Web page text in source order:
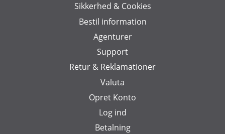
Sikkerhed & Cookies
Bestil information
Agenturer
Support
Retur & Reklamationer
Valuta
Opret Konto
Log ind
Betalning